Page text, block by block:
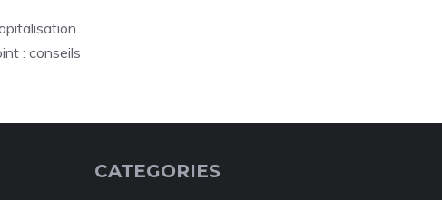
: conseils
CATEGORIES